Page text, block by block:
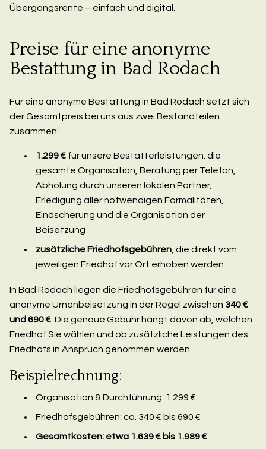
Übergangsrente – einfach und digital.
Preise für eine anonyme
Bestattung in Bad Rodach
Für eine anonyme Bestattung in Bad Rodach setzt sich
der Gesamtpreis bei uns aus zwei Bestandteilen
zusammen:
1.299 € für unsere Bestatterleistungen: die
gesamte Organisation, Beratung per Telefon,
Abholung durch unseren lokalen Partner,
Erledigung aller notwendigen Formalitäten,
Einäscherung und die Organisation der
Beisetzung
zusätzliche Friedhofsgebühren, die direkt vom
jeweiligen Friedhof vor Ort erhoben werden
In Bad Rodach liegen die Friedhofsgebühren für eine
anonyme Urnenbeisetzung in der Regel zwischen 340 €
und 690 €. Die genaue Gebühr hängt davon ab, welchen
Friedhof Sie wählen und ob zusätzliche Leistungen des
Friedhofs in Anspruch genommen werden.
Beispielrechnung:
Organisation & Durchführung: 1.299 €
Friedhofsgebühren: ca. 340 € bis 690 €
Gesamtkosten: etwa 1.639 € bis 1.989 €